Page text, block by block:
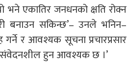
एकातिर जनधनको क्षति रोक्न
बनाउन सकिन्छ’– उनले भनिन–
गर्ने र आवश्यक सूचना प्रचारप्रसार
र संवेदनशील हुन आवश्यक छ ।’